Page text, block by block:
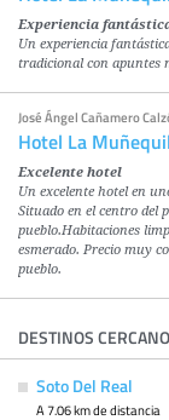
Experiencia
Un experiencia
tradicional con apuntes
José Ángel Cañamero
Hotel La
Excelente hotel
Un excelente hotel en
Situado en el centro del
pueblo.Habitaciones
esmerado. Precio muy
pueblo.
DESTINOS
Soto Del Real
A 7.06 km de distancia